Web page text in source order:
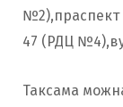
№2),праспект
47 (РДЦ
Таксама